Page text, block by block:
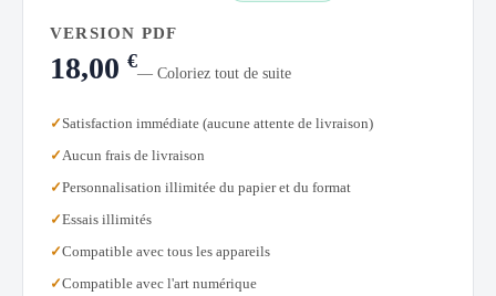
VERSION PDF
18,00 €
— Coloriez tout de suite
Satisfaction immédiate (aucune attente de livraison)
Aucun frais de livraison
Personnalisation illimitée du papier et du format
Essais illimités
Compatible avec tous les appareils
Compatible avec l'art numérique